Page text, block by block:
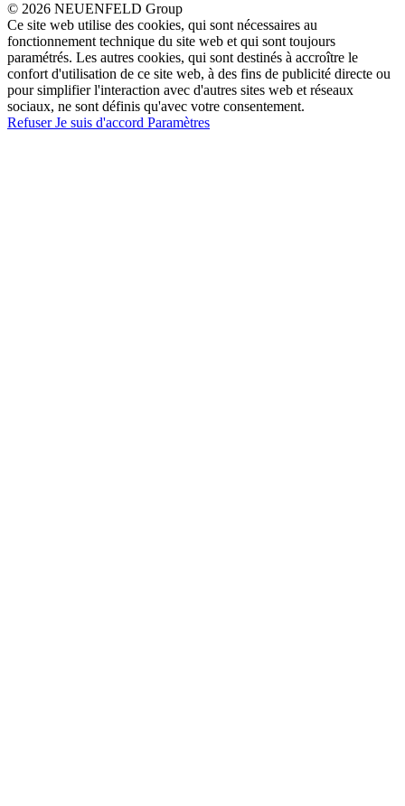
© 2026 NEUENFELD Group
Ce site web utilise des cookies, qui sont nécessaires au
fonctionnement technique du site web et qui sont toujours
paramétrés. Les autres cookies, qui sont destinés à accroître le
confort d'utilisation de ce site web, à des fins de publicité directe ou
pour simplifier l'interaction avec d'autres sites web et réseaux
sociaux, ne sont définis qu'avec votre consentement.
RefuserJe suis d'accord Paramètres